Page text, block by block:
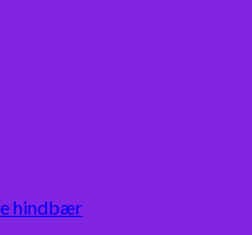
hindbær